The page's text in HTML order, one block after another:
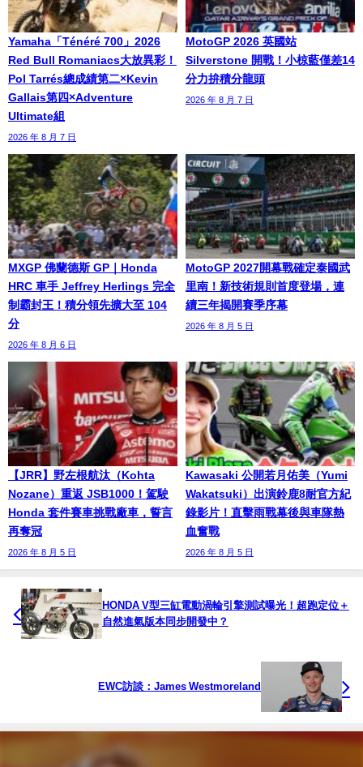
Yamaha「Ténéré 700」2026
Red Bull Romaniacs大放異彩！
Pol Tarrés總成績第二×Kevin
Gallais第四×Adventure
Ultimate組
2026 年 8 月 7 日
MotoGP 2026 英國站
Silverstone 開戰！小椋藍僅差14
分力拚積分龍頭
2026 年 8 月 7 日
MXGP 佛蘭德斯 GP｜Honda
HRC 車手 Jeffrey Herlings 完全
制霸封王！積分領先擴大至 104
分
2026 年 8 月 6 日
MotoGP 2027開幕戰確定泰國武
里南！新技術規則首度登場，連
續三年揭開賽季序幕
2026 年 8 月 5 日
【JRR】野左根航汰（Kohta
Nozane）重返 JSB1000！駕駛
Honda 套件賽車挑戰廠車，誓言
再奪冠
2026 年 8 月 5 日
Kawasaki 公開若月佑美（Yumi
Wakatsuki）出演鈴鹿8耐官方紀
錄影片！直擊雨戰幕後與車隊熱
血奮戰
2026 年 8 月 5 日
HONDA V型三缸電動渦輪引擎測試曝光！超跑定位＋
自然進氣版本同步開發中？
EWC訪談：James Westmoreland